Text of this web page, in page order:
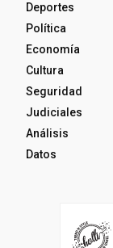
Deportes
Política
Economía
Cultura
Seguridad
Judiciales
Análisis
Datos